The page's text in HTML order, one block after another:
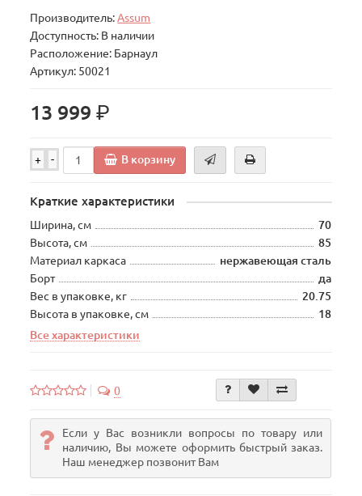
Производитель:Assum
Доступность: В наличии
Расположение: Барнаул
Артикул: 50021
13 999р.
+ - В корзину
Краткие характеристики
Ширина, см
70
Высота, см
85
Материал каркаса
нержавеющая сталь
Борт
да
Вес в упаковке, кг
20.75
Высота в упаковке, см
18
Все характеристики
0
Если у Вас возникли вопросы по товару или
наличию, Вы можете оформить быстрый заказ.
Наш менеджер позвонит Вам